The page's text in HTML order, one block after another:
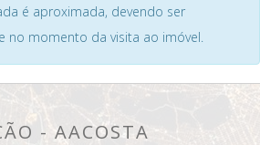
é aproximada, devendo ser
no momento da visita ao imóvel.
- AACOSTA